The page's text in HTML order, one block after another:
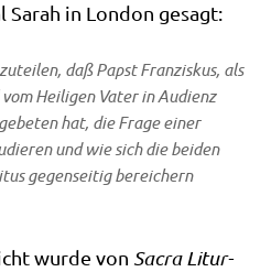
in Lon­don gesagt:
daß Papst Fran­zis­kus, als
Hei­li­gen Vater in Audi­enz
hat, die Fra­ge einer
und wie sich die bei­den
gegen­sei­tig berei­chern
wur­de von Sacra Lit­ur­